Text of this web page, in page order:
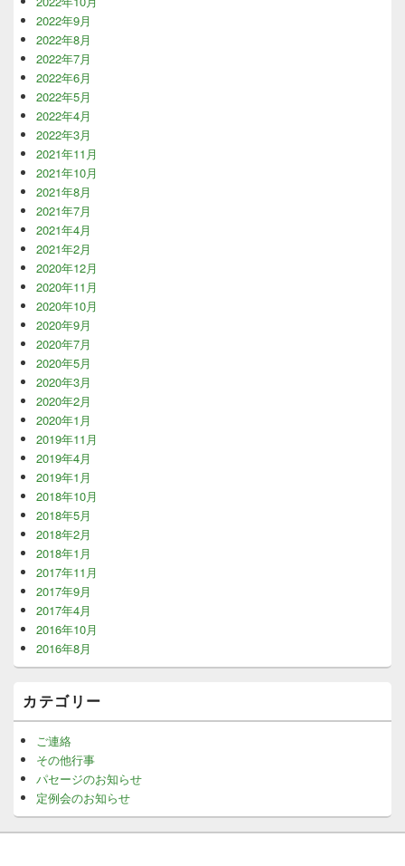
2022年9月
2022年8月
2022年7月
2022年6月
2022年5月
2022年4月
2022年3月
2021年11月
2021年10月
2021年8月
2021年7月
2021年4月
2021年2月
2020年12月
2020年11月
2020年10月
2020年9月
2020年7月
2020年5月
2020年3月
2020年2月
2020年1月
2019年11月
2019年4月
2019年1月
2018年10月
2018年5月
2018年2月
2018年1月
2017年11月
2017年9月
2017年4月
2016年10月
2016年8月
カテゴリー
ご連絡
その他行事
パセージのお知らせ
定例会のお知らせ